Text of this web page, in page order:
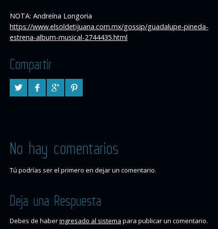
NOTA: Andreína Longoria
https://www.elsoldetijuana.com.mx/gossip/guadalupe-pineda-
estrena-album-musical-2744435.html
Compartir
No hay comentarios
Tú podrías ser el primero en dejar un comentario.
Deja una Respuesta
Debes de haberingresado al sistema para publicar un comentario.